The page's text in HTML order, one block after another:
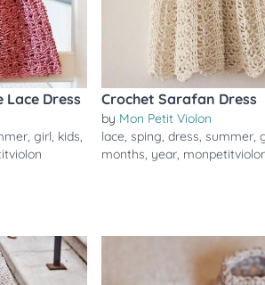
Lace Dress
, girl, kids,
Crochet Sarafan Dress
by Mon Petit Violon
lace,sping,dress,summer,
months, year,